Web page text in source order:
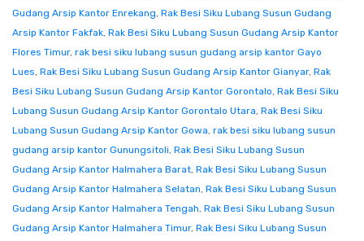
Gudang Arsip Kantor Enrekang, Rak Besi Siku Lubang Susun Gudang
Arsip Kantor Fakfak, Rak Besi Siku Lubang Susun Gudang Arsip Kantor
Flores Timur, rak besi siku lubang susun gudang arsip kantor Gayo
Lues, Rak Besi Siku Lubang Susun Gudang Arsip Kantor Gianyar, Rak
Besi Siku Lubang Susun Gudang Arsip Kantor Gorontalo, Rak Besi Siku
Lubang Susun Gudang Arsip Kantor Gorontalo Utara, Rak Besi Siku
Lubang Susun Gudang Arsip Kantor Gowa, rak besi siku lubang susun
gudang arsip kantor Gunungsitoli, Rak Besi Siku Lubang Susun
Gudang Arsip Kantor Halmahera Barat, Rak Besi Siku Lubang Susun
Gudang Arsip Kantor Halmahera Selatan, Rak Besi Siku Lubang Susun
Gudang Arsip Kantor Halmahera Tengah, Rak Besi Siku Lubang Susun
Gudang Arsip Kantor Halmahera Timur, Rak Besi Siku Lubang Susun